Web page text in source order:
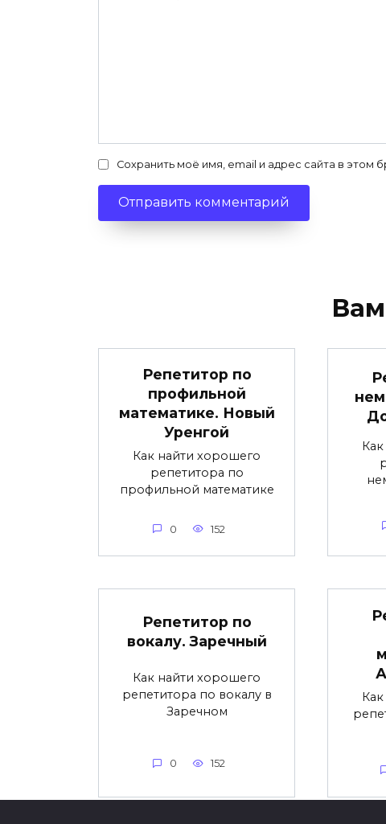
Сохранить моё имя, email и адрес сайта в этом
Репетитор по
профильной
математике. Новый
Уренгой
Как найти хорошего
репетитора по
профильной математике
0 152
Репетитор по
вокалу. Заречный
Как найти хорошего
репетитора по вокалу в
Заречном
0 152